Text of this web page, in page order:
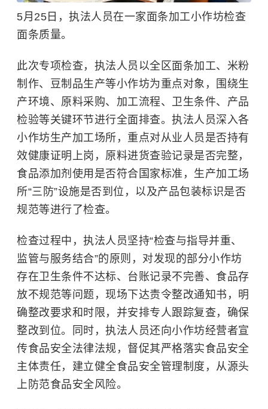
5月25日，执法人员在一家面条加工小作坊检查
面条质量。
此次专项检查，执法人员以全区面条加工、米粉
制作、豆制品生产等小作坊为重点对象，围绕生
产环境、原料采购、加工流程、卫生条件、产品
检验等关键环节进行全面排查。执法人员深入各
小作坊生产加工场所，重点对从业人员是否持有
效健康证明上岗，原料进货查验记录是否完整，
食品添加剂使用是否符合国家标准，生产加工场
所“三防”设施是否到位，以及产品包装标识是否
规范等进行了检查。
检查过程中，执法人员坚持“检查与指导并重、
监管与服务结合”的原则，对发现的部分小作坊
存在卫生条件不达标、台账记录不完善、食品存
放不规范等问题，现场下达责令整改通知书，明
确整改要求和时限，并安排专人跟踪复查，确保
整改到位。同时，执法人员还向小作坊经营者宣
传食品安全法律法规，督促其严格落实食品安全
主体责任，建立健全食品安全管理制度，从源头
上防范食品安全风险。